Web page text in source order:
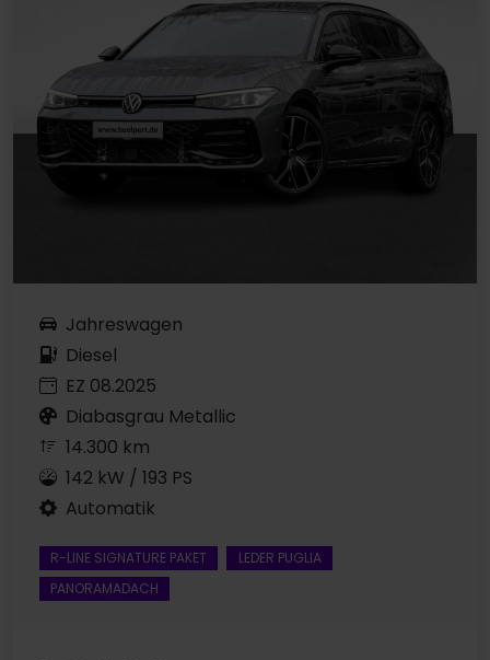
Jahreswagen
Diesel
EZ 08.2025
Diabasgrau Metallic
14.300 km
142 kW / 193 PS
Automatik
R-LINE SIGNATURE PAKET
LEDER PUGLIA
PANORAMADACH